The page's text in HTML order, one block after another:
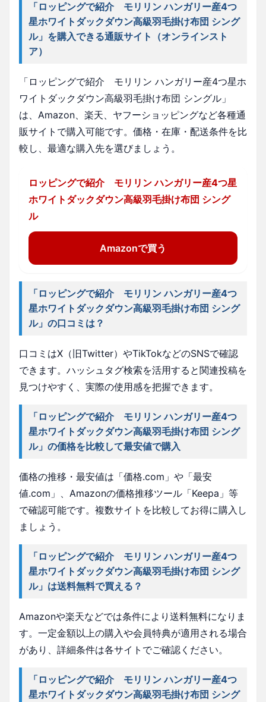
「ロッピングで紹介 モリリン ハンガリー産4つ
星ホワイトダックダウン高級羽毛掛け布団 シング
ル」を購入できる通販サイト（オンラインスト
ア）
「ロッピングで紹介 モリリン ハンガリー産4つ星ホ
ワイトダックダウン高級羽毛掛け布団 シングル」
は、Amazon、楽天、ヤフーショッピングなど各種通
販サイトで購入可能です。価格・在庫・配送条件を比
較し、最適な購入先を選びましょう。
ロッピングで紹介 モリリン ハンガリー産4つ星
ホワイトダックダウン高級羽毛掛け布団 シング
ル
Amazonで買う
「ロッピングで紹介 モリリン ハンガリー産4つ
星ホワイトダックダウン高級羽毛掛け布団 シング
ル」の口コミは？
口コミはX（旧Twitter）やTikTokなどのSNSで確認
できます。ハッシュタグ検索を活用すると関連投稿を
見つけやすく、実際の使用感を把握できます。
「ロッピングで紹介 モリリン ハンガリー産4つ
星ホワイトダックダウン高級羽毛掛け布団 シング
ル」の価格を比較して最安値で購入
価格の推移・最安値は「価格.com」や「最安
値.com」、Amazonの価格推移ツール「Keepa」等
で確認可能です。複数サイトを比較してお得に購入し
ましょう。
「ロッピングで紹介 モリリン ハンガリー産4つ
星ホワイトダックダウン高級羽毛掛け布団 シング
ル」は送料無料で買える？
Amazonや楽天などでは条件により送料無料になりま
す。一定金額以上の購入や会員特典が適用される場合
があり、詳細条件は各サイトでご確認ください。
「ロッピングで紹介 モリリン ハンガリー産4つ
星ホワイトダックダウン高級羽毛掛け布団 シング